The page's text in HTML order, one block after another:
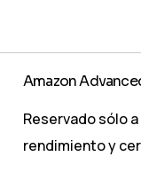
Amazon
Reservado sólo
rendimiento y